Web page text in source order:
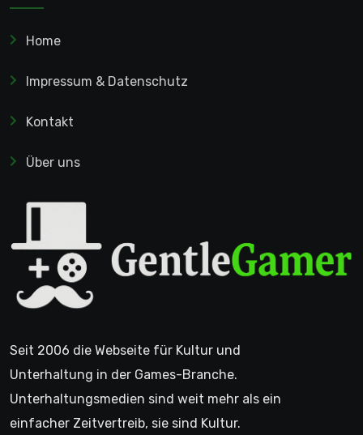
Home
Impressum & Datenschutz
Kontakt
Über uns
Seit 2006 die Webseite für Kultur und
Unterhaltung in der Games-Branche.
Unterhaltungsmedien sind weit mehr als ein
einfacher Zeitvertreib, sie sind Kultur.